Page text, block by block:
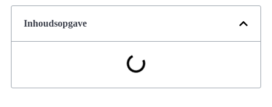
Inhoudsopgave